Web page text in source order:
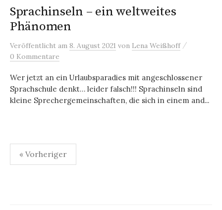
Sprachinseln – ein weltweites
Phänomen
Veröffentlicht am 8. August 2021 von Lena Weißhoff /
0 Kommentare
Wer jetzt an ein Urlaubsparadies mit angeschlossener
Sprachschule denkt… leider falsch!!! Sprachinseln sind
kleine Sprechergemeinschaften, die sich in einem and...
Seitennummerierung
der
« Vorheriger